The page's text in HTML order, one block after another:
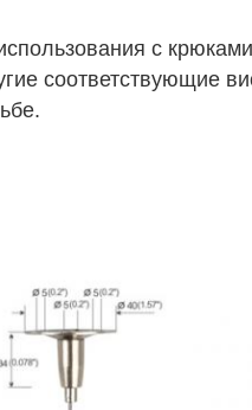
с
соответствующие